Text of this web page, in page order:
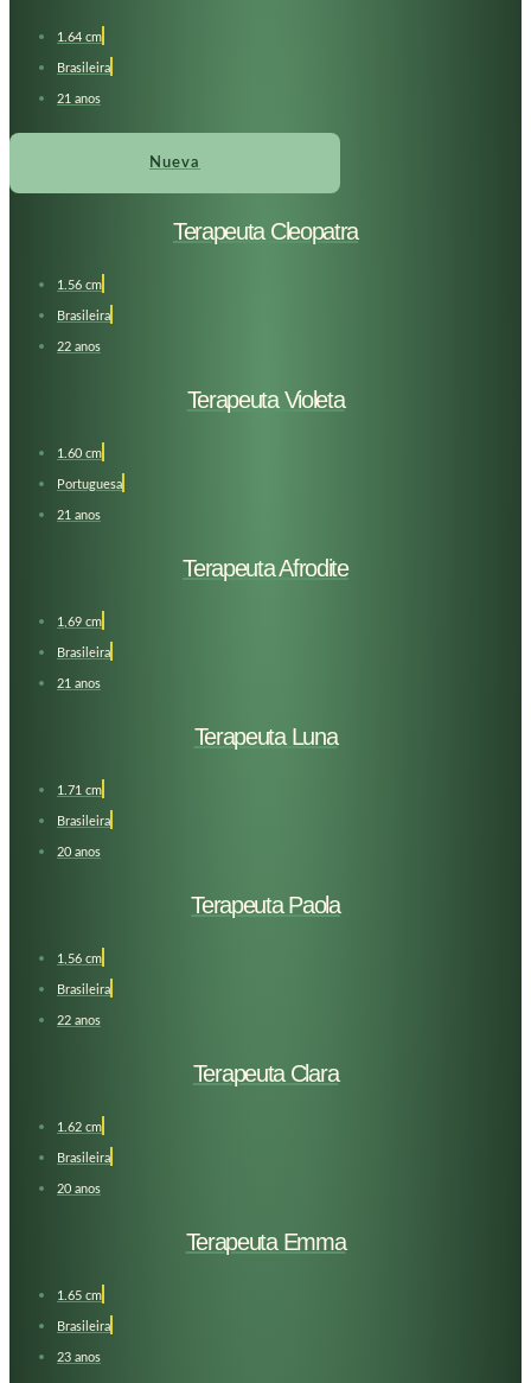
1.64 cm
Brasileira
21 anos
Nueva
Terapeuta Cleopatra
1.56 cm
Brasileira
22 anos
Terapeuta Violeta
1.60 cm
Portuguesa
21 anos
Terapeuta Afrodite
1,69 cm
Brasileira
21 anos
Terapeuta Luna
1.71 cm
Brasileira
20 anos
Terapeuta Paola
1,56 cm
Brasileira
22 anos
Terapeuta Clara
1.62 cm
Brasileira
20 anos
Terapeuta Emma
1.65 cm
Brasileira
23 anos